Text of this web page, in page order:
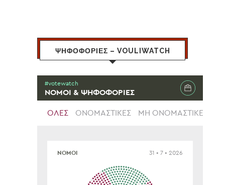
ΨΗΦΟΦΟΡΙΕΣ – VOULIWATCH